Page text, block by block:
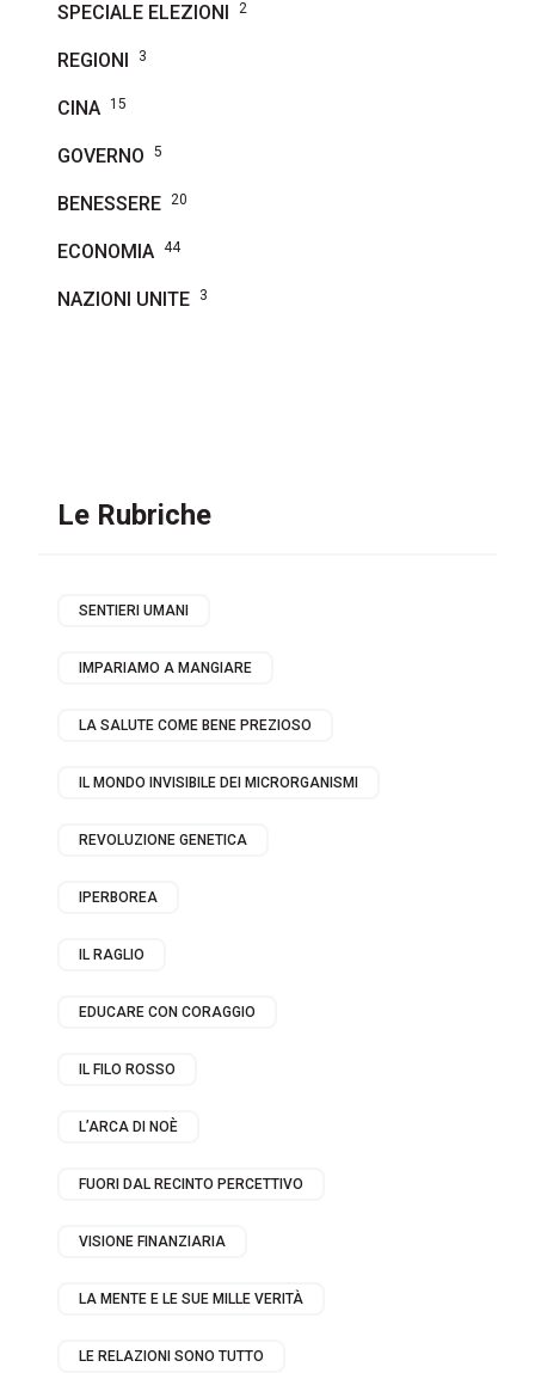
SPECIALE ELEZIONI 2
REGIONI 3
CINA 15
GOVERNO 5
BENESSERE 20
ECONOMIA 44
NAZIONI UNITE 3
Le Rubriche
SENTIERI UMANI
IMPARIAMO A MANGIARE
LA SALUTE COME BENE PREZIOSO
IL MONDO INVISIBILE DEI MICRORGANISMI
REVOLUZIONE GENETICA
IPERBOREA
IL RAGLIO
EDUCARE CON CORAGGIO
IL FILO ROSSO
L’ARCA DI NOÈ
FUORI DAL RECINTO PERCETTIVO
VISIONE FINANZIARIA
LA MENTE E LE SUE MILLE VERITÀ
LE RELAZIONI SONO TUTTO